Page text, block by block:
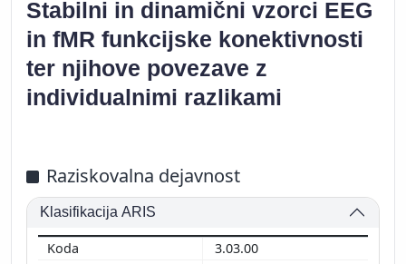
Stabilni in dinamični vzorci EEG
in fMR funkcijske konektivnosti
ter njihove povezave z
individualnimi razlikami
Raziskovalna dejavnost
Klasifikacija ARIS
3.03.00